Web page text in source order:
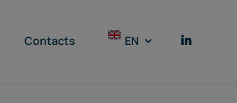
Contacts EN